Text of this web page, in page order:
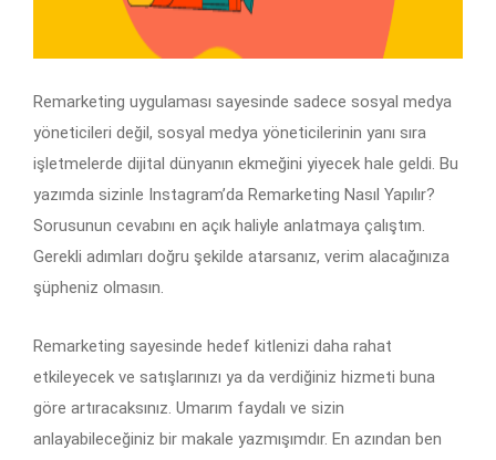
Remarketing uygulaması sayesinde sadece sosyal medya
yöneticileri değil, sosyal medya yöneticilerinin yanı sıra
işletmelerde dijital dünyanın ekmeğini yiyecek hale geldi. Bu
yazımda sizinle Instagram’da Remarketing Nasıl Yapılır?
Sorusunun cevabını en açık haliyle anlatmaya çalıştım.
Gerekli adımları doğru şekilde atarsanız, verim alacağınıza
şüpheniz olmasın.
Remarketing sayesinde hedef kitlenizi daha rahat
etkileyecek ve satışlarınızı ya da verdiğiniz hizmeti buna
göre artıracaksınız. Umarım faydalı ve sizin
anlayabileceğiniz bir makale yazmışımdır. En azından ben